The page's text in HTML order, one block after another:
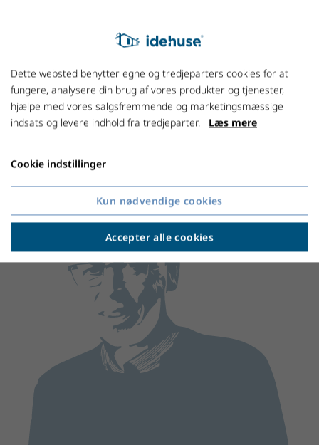
Dette websted benytter egne og tredjeparters cookies for at
fungere, analysere din brug af vores produkter og tjenester,
hjælpe med vores salgsfremmende og marketingsmæssige
indsats og levere indhold fra tredjeparter. Læs mere
Cookie indstillinger
Kun nødvendige cookies
Accepter alle cookies